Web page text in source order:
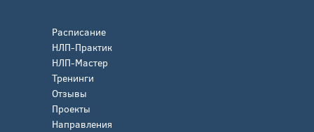
Расписание
НЛП-Практик
НЛП-Мастер
Тренинги
Отзывы
Проекты
Направления